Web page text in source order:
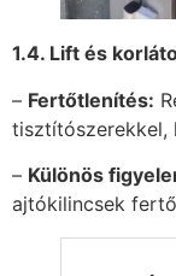
1.4. Lift és
– Fertőtlenítés:
tisztítószerekkel,
– Különös
ajtókilincsek